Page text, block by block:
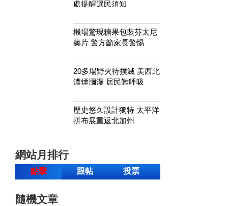
處提醒選民須知
機場驚現糖果包裝芬太尼
藥片 警方籲家長警惕
20多場野火待撲滅 美西北
濃煙瀰漫 居民難呼吸
歷史悠久設計獨特 太平洋
拼布展重返北加州
網站月排行
點擊 跟帖 投票
隨機文章